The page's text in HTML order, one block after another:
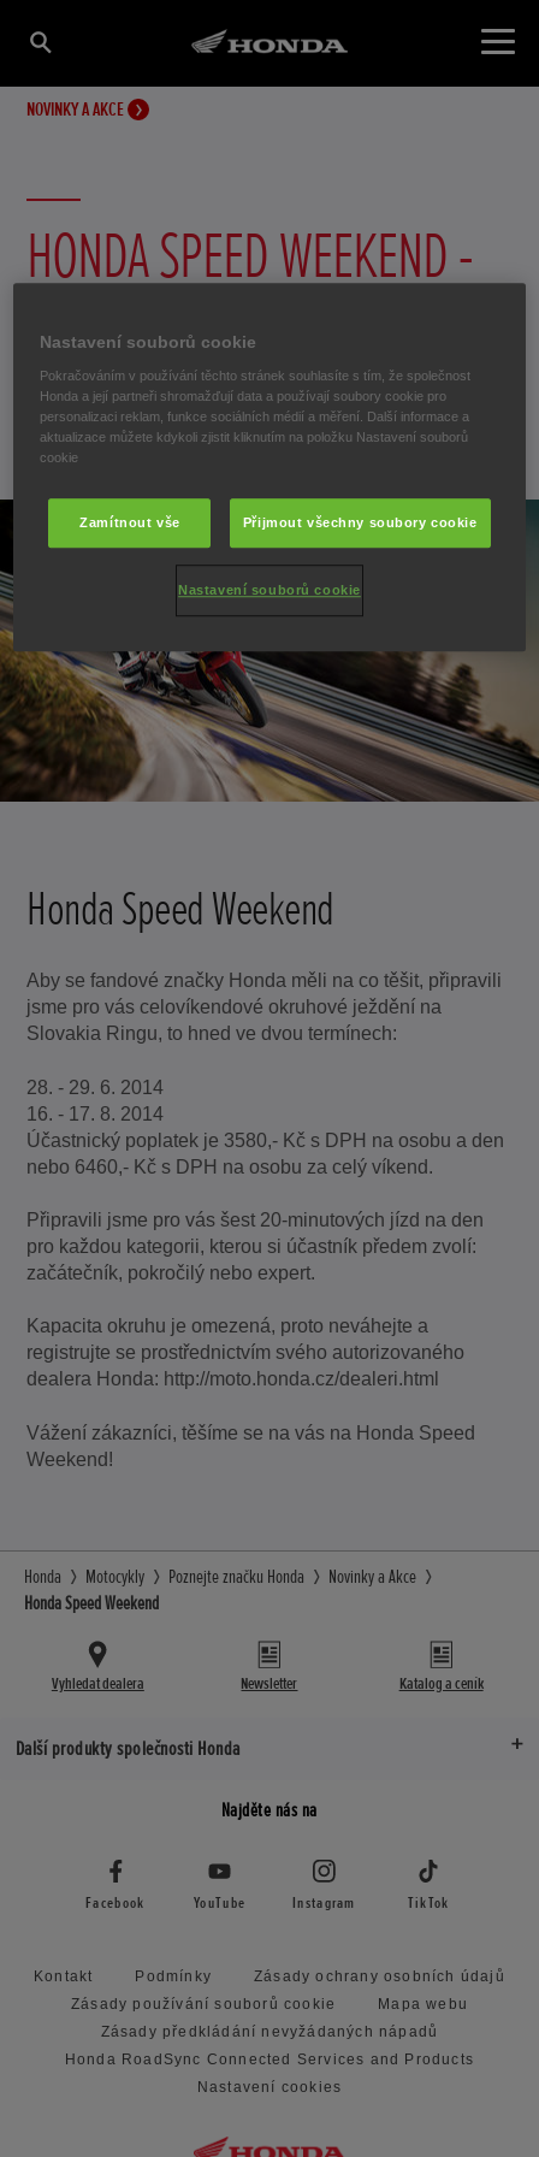
NOVINKY A AKCE
HONDA SPEED WEEKEND -
POZVÁNKA NA OKRUH!
Honda Speed Weekend na Slovakia Ringu!
24. července 2014
Honda Speed Weekend
Aby se fandové značky Honda měli na co těšit, připravili
jsme pro vás celovíkendové okruhové ježdění na
Slovakia Ringu, to hned ve dvou termínech:
28. - 29. 6. 2014
16. - 17. 8. 2014
Účastnický poplatek je 3580,- Kč s DPH na osobu a den
nebo 6460,- Kč s DPH na osobu za celý víkend.
Připravili jsme pro vás šest 20-minutových jízd na den
pro každou kategorii, kterou si účastník předem zvolí:
začátečník, pokročilý nebo expert.
Kapacita okruhu je omezená, proto neváhejte a
registrujte se prostřednictvím svého autorizovaného
dealera Honda: http://moto.honda.cz/dealeri.html
Vážení zákazníci, těšíme se na vás na Honda Speed
Weekend!
Honda Motocykly Poznejte značku Honda
Novinky a Akce
Honda Speed Weekend
Vyhledat dealera Newsletter Katalog a ceník
Další produkty společnosti Honda
Najděte nás na
Facebook YouTube Instagram TikTok
Kontakt Podmínky
Zásady ochrany osobních údajů
Zásady používání souborů cookie
Mapa webu
Zásady předkládání nevyžádaných nápadů
Honda RoadSync Connected Services and Products
Nastavení cookies
Nastavení souborů cookie
Pokračováním v používání těchto stránek souhlasíte s tím, že společnost
Honda a její partneři shromažďují data a používají soubory cookie pro
personalizaci reklam, funkce sociálních médií a měření. Další informace a
aktualizace můžete kdykoli zjistit kliknutím na položku Nastavení souborů
cookie
Zamítnout vše Přijmout všechny soubory cookie
Nastavení souborů cookie